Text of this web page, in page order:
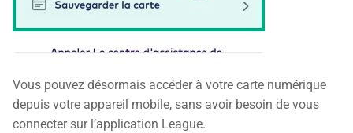
Vous pouvez désormais accéder à votre carte numérique
depuis votre appareil mobile, sans avoir besoin de vous
connecter sur l’application League.